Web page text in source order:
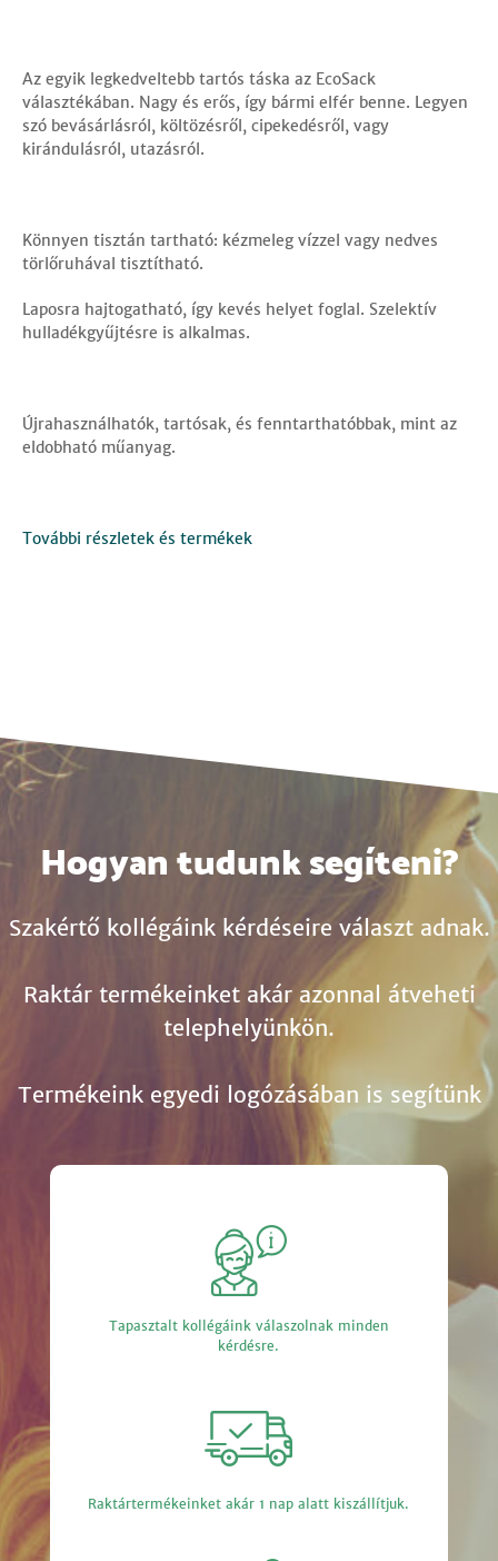
Az egyik legkedveltebb tartós táska az EcoSack
választékában. Nagy és erős, így bármi elfér benne. Legyen
szó bevásárlásról, költözésről, cipekedésről, vagy
kirándulásról, utazásról.
Könnyen tisztán tartható: kézmeleg vízzel vagy nedves
törlőruhával tisztítható.
Laposra hajtogatható, így kevés helyet foglal. Szelektív
hulladékgyűjtésre is alkalmas.
Újrahasználhatók, tartósak, és fenntarthatóbbak, mint az
eldobható műanyag.
További részletek és termékek
Hogyan tudunk segíteni?
Szakértő kollégáink kérdéseire választ adnak.
Raktár termékeinket akár azonnal átveheti
telephelyünkön.
Termékeink egyedi logózásában is segítünk
Tapasztalt kollégáink válaszolnak minden
kérdésre.
Raktártermékeinket akár 1 nap alatt kiszállítjuk.